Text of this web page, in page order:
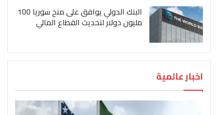
البنك الدولي يوافق على منح سوريا 100
مليون دولار لتحديث القطاع المالي
اخبار عالمية